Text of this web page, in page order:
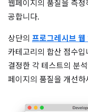
웹페이지의 품질을 측
공합니다.
상단의 프로그레시브 웹
카테고리의 합산 점수
결정한 각 테스트의 분
페이지의 품질을 개선하